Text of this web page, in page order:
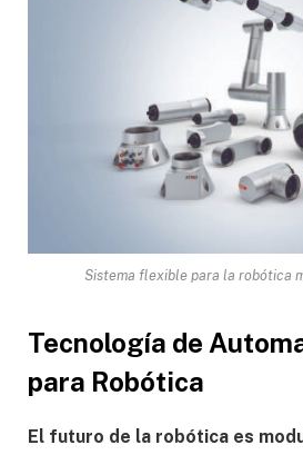
Sistema flexible para la robótica
Tecnología de
para Robótica
El futuro de la robótica es